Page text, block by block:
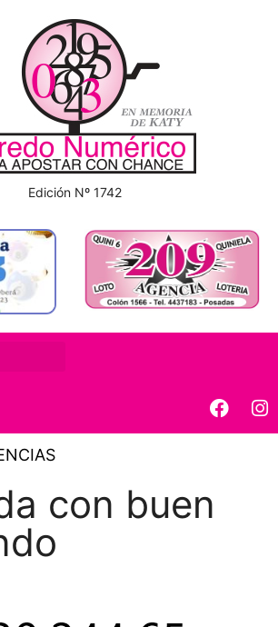
Edición Nº 1742
con buen